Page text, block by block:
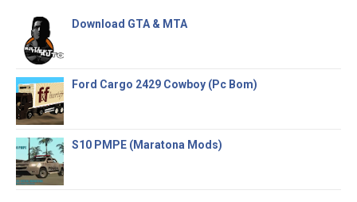
Download GTA & MTA
Ford Cargo 2429 Cowboy (Pc Bom)
S10 PMPE (Maratona Mods)